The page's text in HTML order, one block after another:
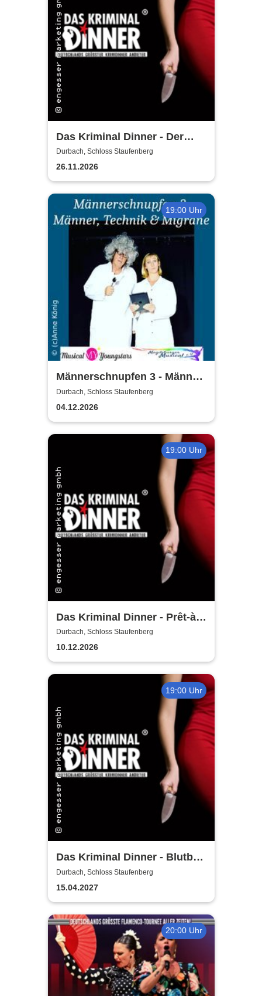
Das Kriminal Dinner - Der
letzte Joint der Marie Juana
Durbach, Schloss Staufenberg
26.11.2026
19:00 Uhr
Männerschnupfen 3 - Männer,
Technik, Migräne & KI
Durbach, Schloss Staufenberg
04.12.2026
19:00 Uhr
Das Kriminal Dinner - Prêt-à-
morter - Der letzte Schrei
Durbach, Schloss Staufenberg
10.12.2026
19:00 Uhr
Das Kriminal Dinner - Blutbad
im Gemeinderat
Durbach, Schloss Staufenberg
15.04.2027
20:00 Uhr